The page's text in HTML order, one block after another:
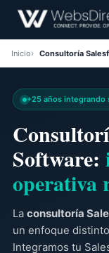
Inicio Consultoría
+25 años integrando
Software:
operativa
La consultoría
un enfoque
Integramos tu